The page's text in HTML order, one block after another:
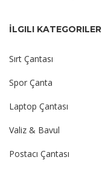
İLGILI KATEGORILER
Sırt Çantası
Spor Çanta
Laptop Çantası
Valiz & Bavul
Postacı Çantası